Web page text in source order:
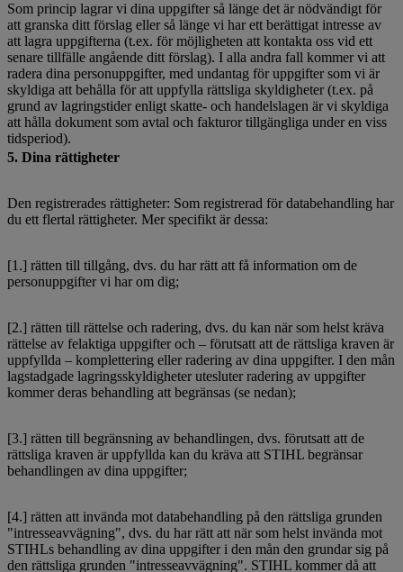
Som princip lagrar vi dina uppgifter så länge det är nödvändigt för
att granska ditt förslag eller så länge vi har ett berättigat intresse av
att lagra uppgifterna (t.ex. för möjligheten att kontakta oss vid ett
senare tillfälle angående ditt förslag). I alla andra fall kommer vi att
radera dina personuppgifter, med undantag för uppgifter som vi är
skyldiga att behålla för att uppfylla rättsliga skyldigheter (t.ex. på
grund av lagringstider enligt skatte- och handelslagen är vi skyldiga
att hålla dokument som avtal och fakturor tillgängliga under en viss
tidsperiod).
5. Dina rättigheter
Den registrerades rättigheter: Som registrerad för databehandling har
du ett flertal rättigheter. Mer specifikt är dessa:
[1.] rätten till tillgång, dvs. du har rätt att få information om de
personuppgifter vi har om dig;
[2.] rätten till rättelse och radering, dvs. du kan när som helst kräva
rättelse av felaktiga uppgifter och – förutsatt att de rättsliga kraven är
uppfyllda – komplettering eller radering av dina uppgifter. I den mån
lagstadgade lagringsskyldigheter utesluter radering av uppgifter
kommer deras behandling att begränsas (se nedan);
[3.] rätten till begränsning av behandlingen, dvs. förutsatt att de
rättsliga kraven är uppfyllda kan du kräva att STIHL begränsar
behandlingen av dina uppgifter;
[4.] rätten att invända mot databehandling på den rättsliga grunden
"intresseavvägning", dvs. du har rätt att när som helst invända mot
STIHLs behandling av dina uppgifter i den mån den grundar sig på
den rättsliga grunden "intresseavvägning". STIHL kommer då att